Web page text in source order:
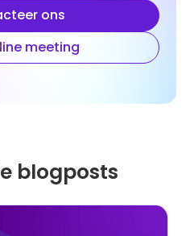
ons
meeting
blogposts